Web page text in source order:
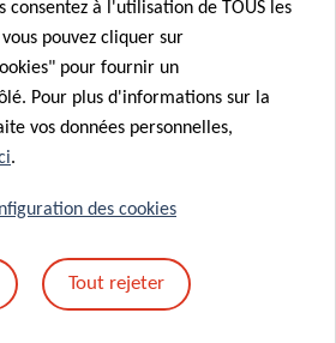
message, vous acceptez
consentez à l'utilisation de TOUS les
pouvez cliquer sur
pour fournir un
Pour plus d'informations sur la
vos données personnelles,
.
des cookies
Tout rejeter